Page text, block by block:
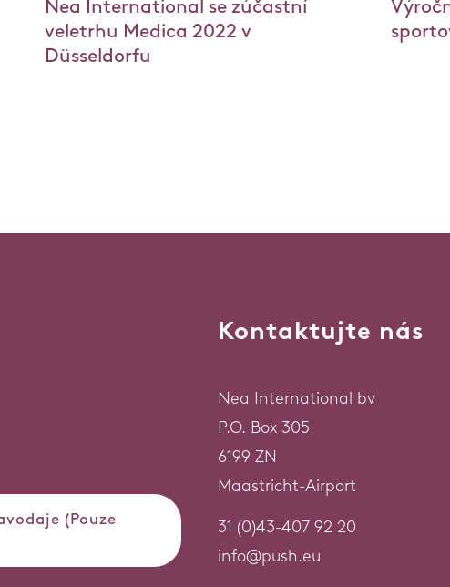
Nea International se zúčastní
veletrhu Medica 2022 v
Düsseldorfu
(Pouze
Kontaktujte nás
Nea International bv
P.O. Box 305
6199 ZN
Maastricht-Airport
31 (0)43-407 92 20
info@push.eu